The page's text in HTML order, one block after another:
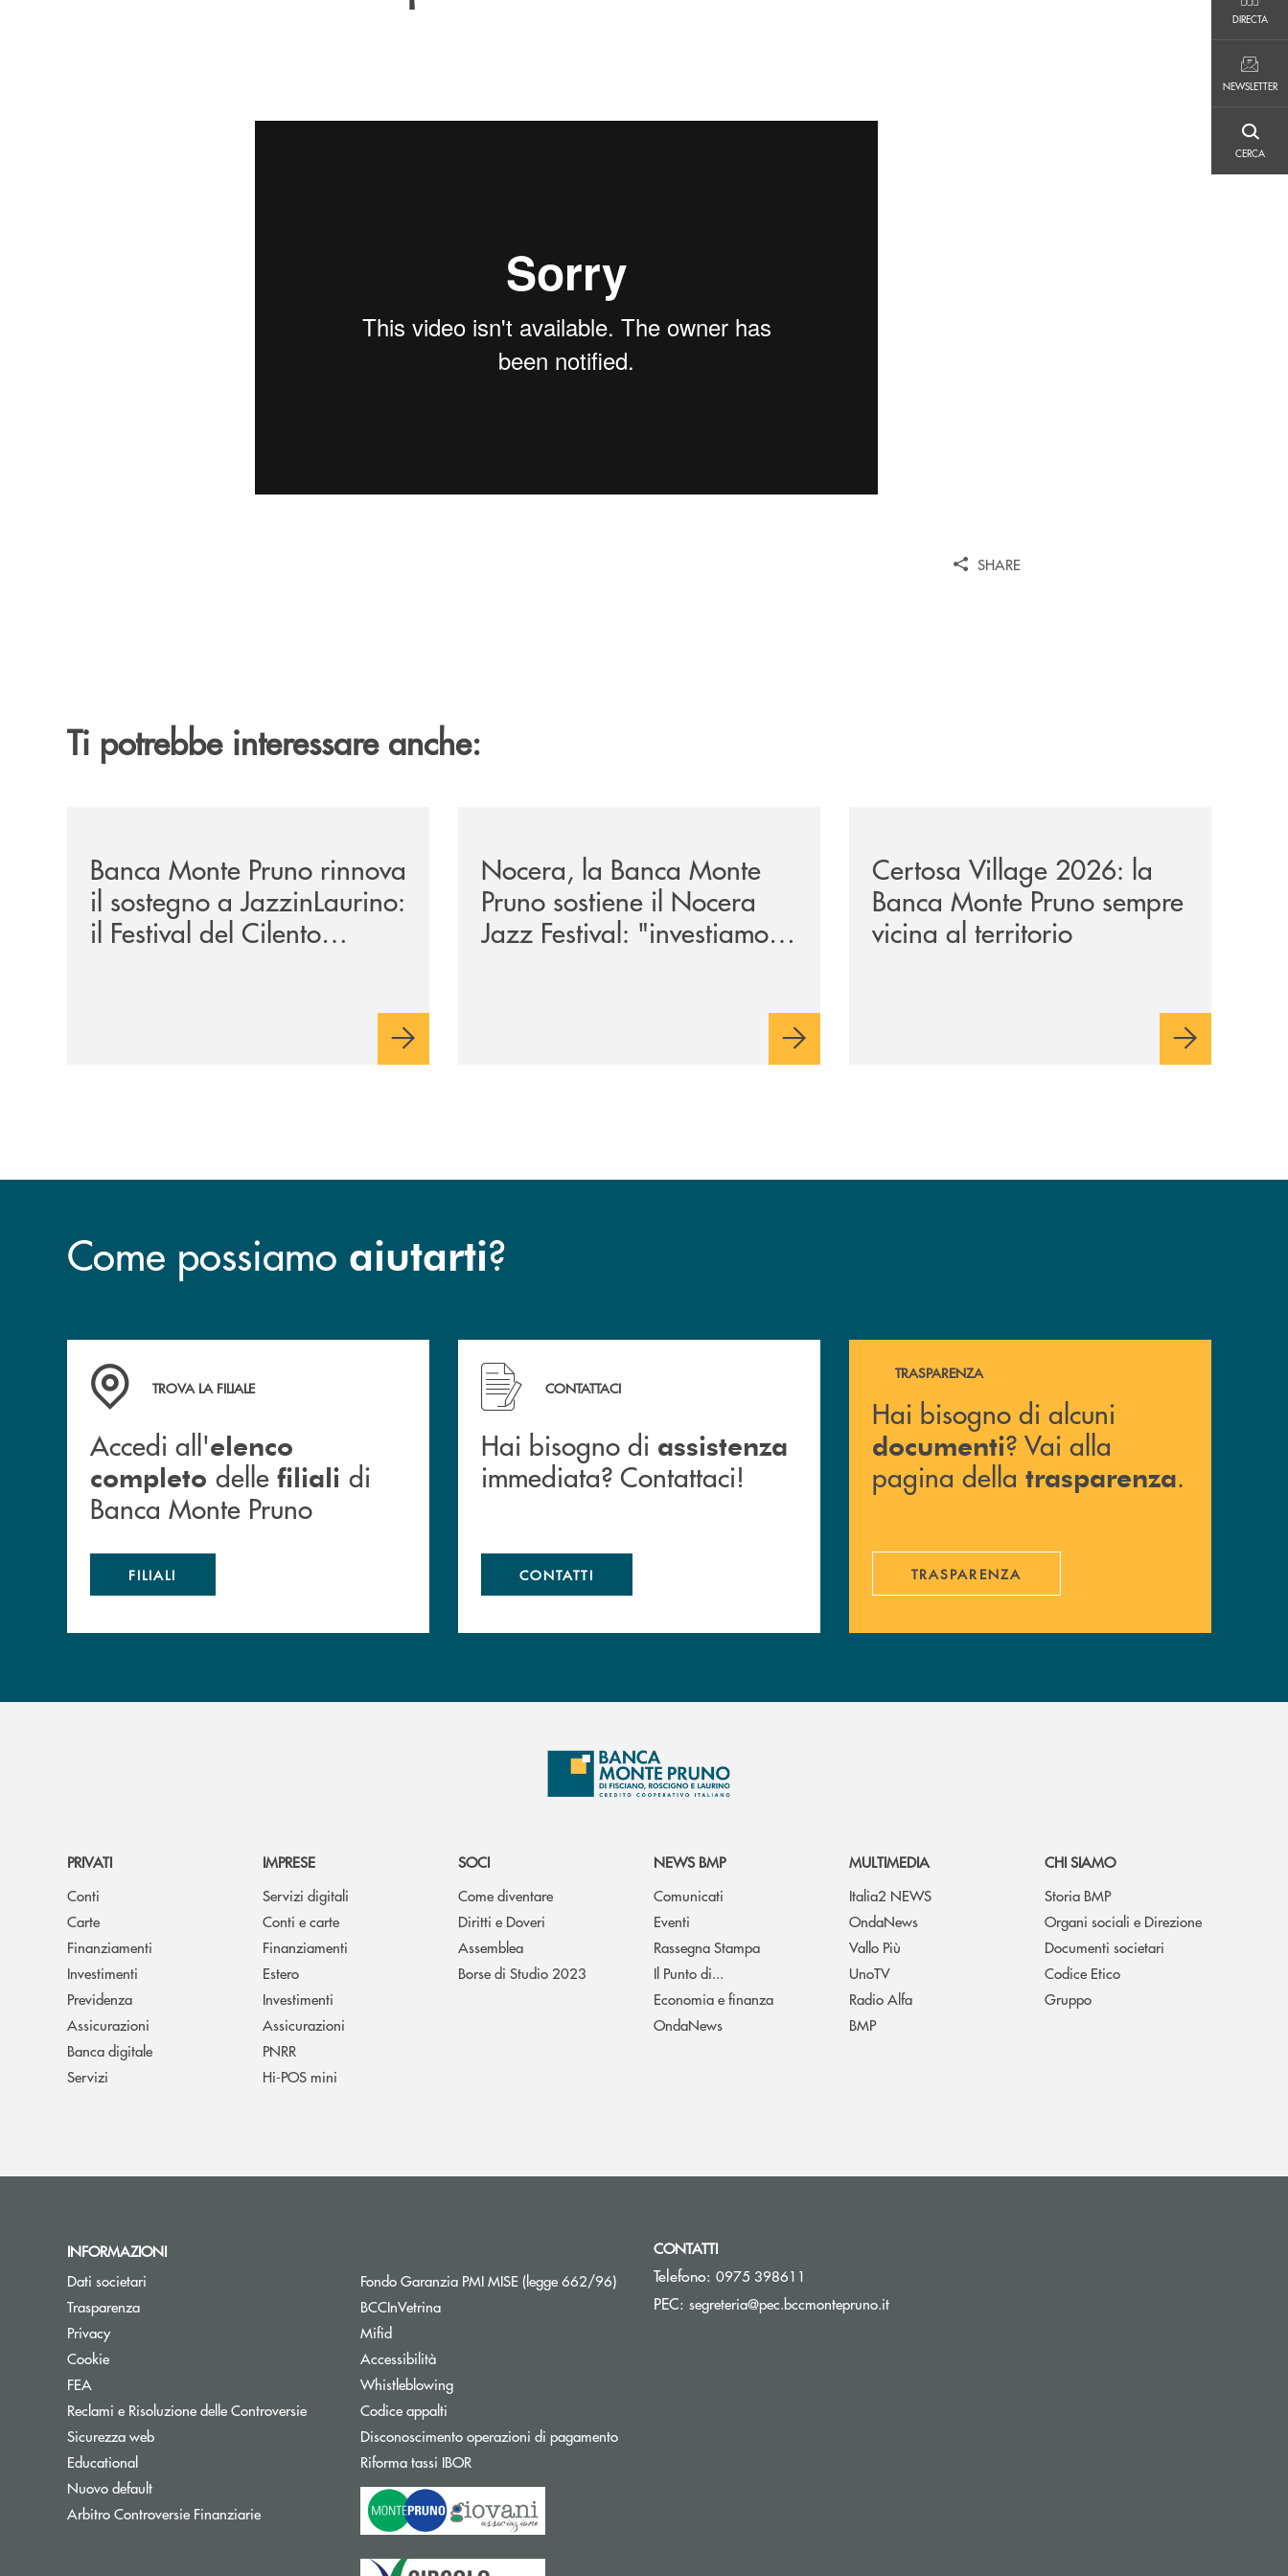
DIRECTA
NEWSLETTER
CERCA
SHARE
Ti potrebbe interessare anche:
Banca Monte Pruno rinnova
il sostegno a JazzinLaurino:
il Festival del Cilento
Nocera, la Banca Monte
Pruno sostiene il Nocera
Jazz Festival: "investiamo
Certosa Village 2026: la
Banca Monte Pruno sempre
vicina al territorio
Come possiamo aiutarti?
Accedi all' elenco completo&nbsp; delle&nbsp; filiali&nbsp; di Banca Monte Pruno
TROVA LA FILIALE
Accedi all'elenco
completo delle filiali di
Banca Monte Pruno
FILIALI
Hai bisogno di assistenza immediata? Contattaci!
CONTATTACI
Hai bisogno di assistenza
immediata? Contattaci!
CONTATTI
Hai bisogno di alcuni documenti ? Vai alla pagina della
TRASPARENZA
Hai bisogno di alcuni
documenti? Vai alla
pagina della trasparenza.
TRASPARENZA
PRIVATI
Conti
Carte
Finanziamenti
Investimenti
Previdenza
Assicurazioni
Banca digitale
Servizi
IMPRESE
Servizi digitali
Conti e carte
Finanziamenti
Estero
Investimenti
Assicurazioni
PNRR
Hi-POS mini
SOCI
Come diventare
Diritti e Doveri
Assemblea
Borse di Studio 2023
NEWS BMP
Comunicati
Eventi
Rassegna Stampa
Il Punto di...
Economia e finanza
OndaNews
MULTIMEDIA
Italia2 NEWS
OndaNews
Vallo Più
UnoTV
Radio Alfa
BMP
CHI SIAMO
Storia BMP
Organi sociali e Direzione
Documenti societari
Codice Etico
Gruppo
INFORMAZIONI
Dati societari
Trasparenza
Privacy
Cookie
FEA
Reclami e Risoluzione delle Controversie
Sicurezza web
Educational
Nuovo default
Arbitro Controversie FinanziarieApre una nuova finestra
Fondo Garanzia PMI MISE (legge 662/96)Apre una nuova finestra
BCCInVetrina
Mifid
Accessibilità
Whistleblowing
Codice appalti
Disconoscimento operazioni di pagamento
Riforma tassi IBORApre una nuova finestra
CONTATTI
Telefono: 0975 398611
PEC: segreteria@pec.bccmontepruno.it(si apre l’app di posta elettronica)